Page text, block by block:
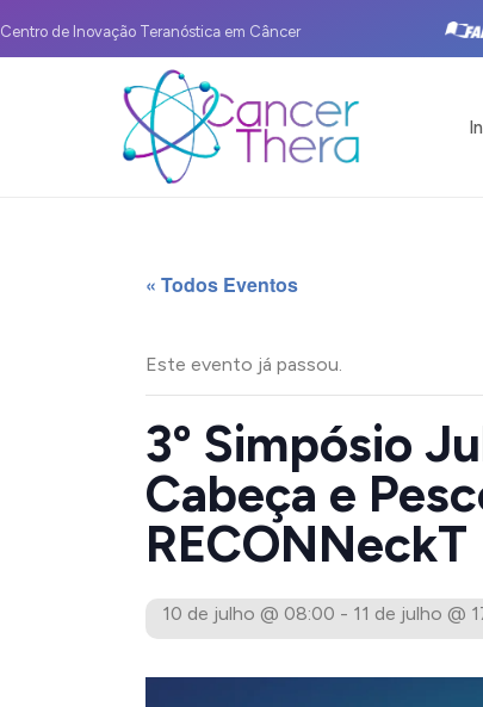
Centro de Inovação Teranóstica em Câncer
« Todos Eventos
Este evento já passou.
3º Simpósio
Cabeça e
RECONNeckT
10 de julho @ 08:00 - 11 de julho @